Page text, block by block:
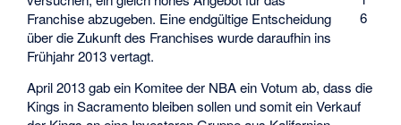
6
Franchise abzugeben. Eine endgültige Entscheidung
über die Zukunft des Franchises wurde daraufhin ins
Frühjahr 2013 vertagt.
April 2013 gab ein Komitee der NBA ein Votum ab, dass die
Kings in Sacramento bleiben sollen und somit ein Verkauf